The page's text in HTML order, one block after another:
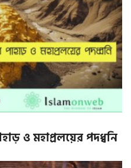
ও মহাপ্রলয়ের পদধ্বনি